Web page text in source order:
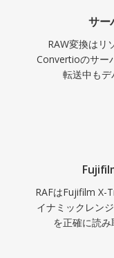
サー
RAW変換はリ
Convertioのサー
転送中もデ
RAFはFujifilm X-
イナミックレン
を正確に読み